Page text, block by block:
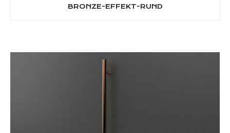
BRONZE-EFFEKT-RUND